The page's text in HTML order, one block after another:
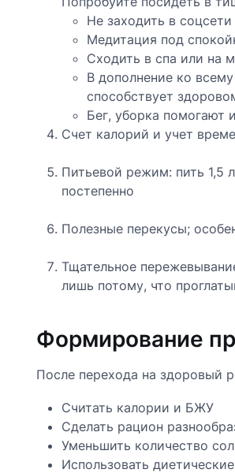
Не заходить в
Медитация под
Сходить в спа или на
В дополнение ко
способствует
Бег, уборка помогают
Счет калорий и учет
Питьевой режим: пить 1,5
постепенно
Полезные перекусы;
Тщательное
лишь потому, что
Формирование
После перехода на здоровый
Считать калории и БЖУ
Сделать рацион
Уменьшить количество
Использовать